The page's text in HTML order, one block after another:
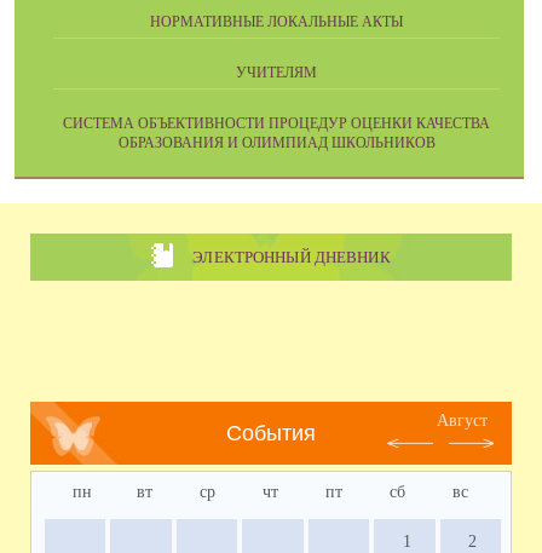
НОРМАТИВНЫЕ ЛОКАЛЬНЫЕ АКТЫ
УЧИТЕЛЯМ
CИСТЕМА ОБЪЕКТИВНОСТИ ПРОЦЕДУР ОЦЕНКИ КАЧЕСТВА
ОБРАЗОВАНИЯ И ОЛИМПИАД ШКОЛЬНИКОВ
ЭЛЕКТРОННЫЙ ДНЕВНИК
События
Август
пн вт ср чт пт сб вс
1 2